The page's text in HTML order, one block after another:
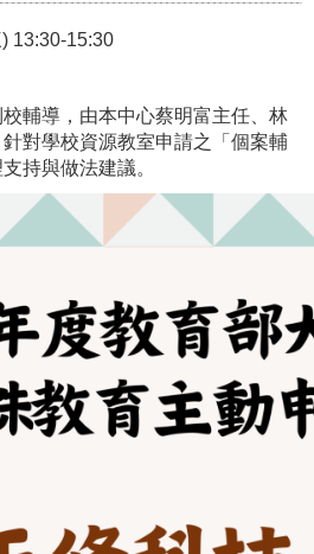
13:30-15:30
校輔導，由本中心蔡明富主任、林
對學校資源教室申請之「個案輔
持與做法建議。